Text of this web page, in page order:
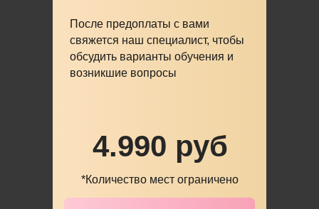
После предоплаты с вами
свяжется наш специалист, чтобы
обсудить варианты обучения и
возникшие вопросы
4.990 руб
*Количество мест ограничено